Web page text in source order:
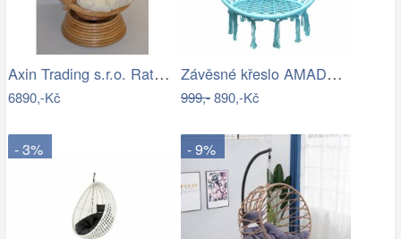
Axin Trading s.r.o. Ratanové houpací…
6890,-Kč
Závěsné křeslo AMADO 2 NEW Tempo Kondela
999,-890,-Kč
- 3% - 9%